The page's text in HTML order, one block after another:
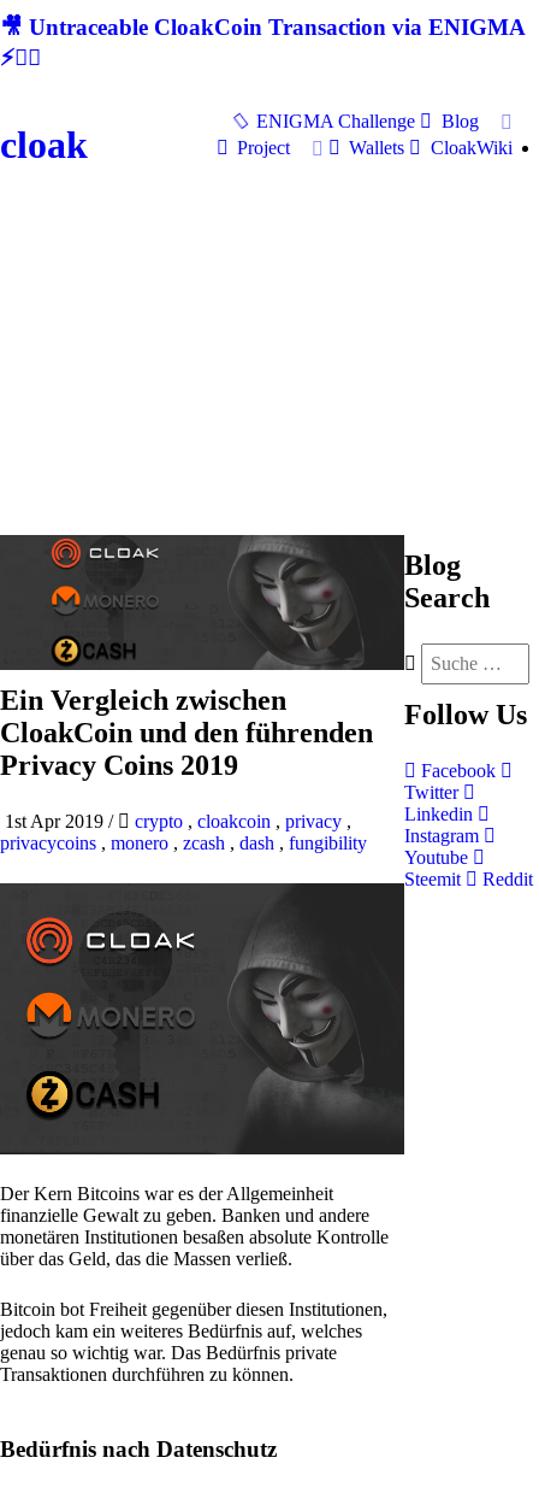
🎥 Untraceable CloakCoin Transaction via ENIGMA
⚡🕵‍♂
cloak
ENIGMA Challenge
Blog
Project
Wallets CloakWiki
Ein Vergleich zwischen
CloakCoin und den führenden
Privacy Coins 2019
1st Apr 2019 / crypto , cloakcoin , privacy ,
privacycoins , monero , zcash , dash , fungibility
Der Kern Bitcoins war es der Allgemeinheit
finanzielle Gewalt zu geben. Banken und andere
monetären Institutionen besaßen absolute Kontrolle
über das Geld, das die Massen verließ.
Bitcoin bot Freiheit gegenüber diesen Institutionen,
jedoch kam ein weiteres Bedürfnis auf, welches
genau so wichtig war. Das Bedürfnis private
Transaktionen durchführen zu können.
Bedürfnis nach Datenschutz
Blog
Search
Follow Us
Facebook
Twitter
Linkedin
Instagram
Youtube
Steemit
Reddit